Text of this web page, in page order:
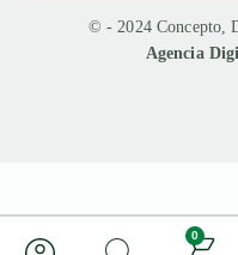
0
© - 2024 Concepto,
Agencia